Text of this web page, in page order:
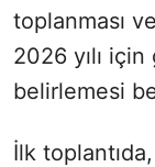
toplanması
2026 yılı
belirlemesi
İlk